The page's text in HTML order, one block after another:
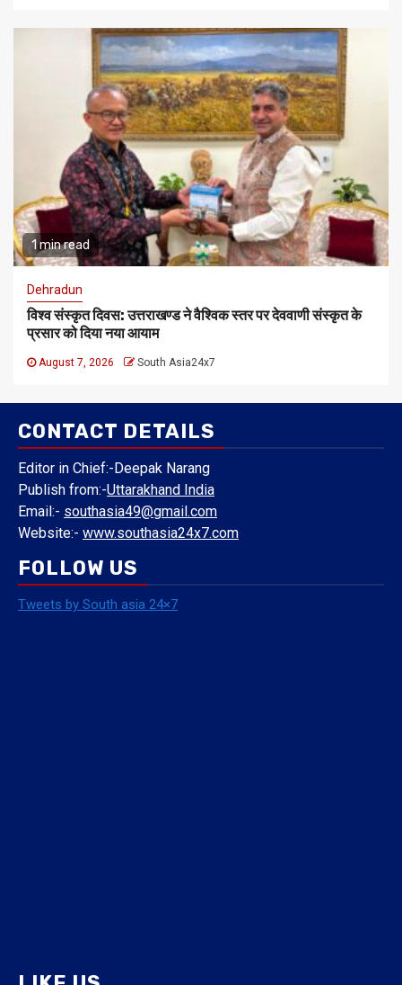
1 min read
Dehradun
विश्व संस्कृत दिवस: उत्तराखण्ड ने वैश्विक स्तर पर देववाणी संस्कृत के
प्रसार को दिया नया आयाम
August 7, 2026 South Asia24x7
CONTACT DETAILS
Editor in Chief:-Deepak Narang
Publish from:-Uttarakhand India
Email:- southasia49@gmail.com
Website:- www.southasia24x7.com
FOLLOW US
Tweets by South asia 24×7